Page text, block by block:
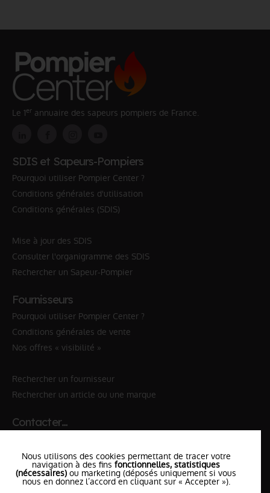
Le 1er annuaire des sapeurs pompiers de France.
SDIS et Sapeurs-Pompiers
Pourquoi utiliser Pompier Center ?
Conditions générales d'utilisation
Conditions générales (SDIS)
Mise à jour des SDIS
Consulter l'organigramme des SDIS
Rechercher un Sapeur-Pompier
Fournisseurs
Pourquoi utiliser Pompier Center ?
Conditions générales de vente
Nos offres « visibilité »
Rechercher un fournisseur
Rechercher un article ou une marque
Contacter…
✆ 18№National Sapeurs-Pompiers
le SDISle plus proche
Nous utilisons des cookies permettant de tracer votre
navigation à des fins fonctionnelles, statistiques
(nécessaires) ou marketing (déposés uniquement si vous
nous en donnez l’accord en cliquant sur « Accepter »).